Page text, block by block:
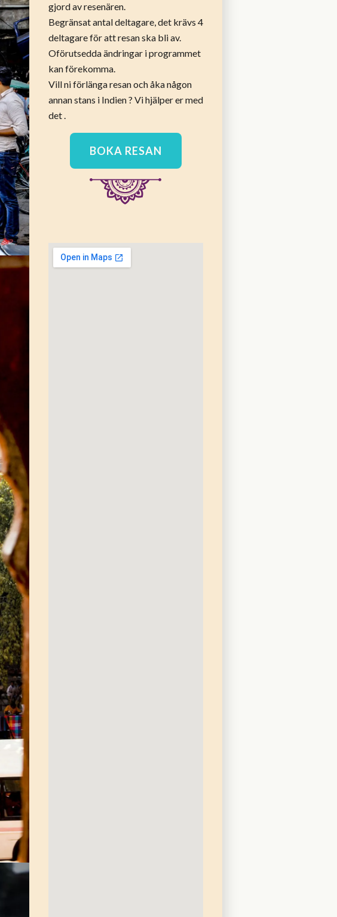
gjord av resenären.
Begränsat antal deltagare, det krävs 4
deltagare för att resan ska bli av.
Oförutsedda ändringar i programmet
kan förekomma.
Vill ni förlänga resan och åka någon
annan stans i Indien ? Vi hjälper er med
det .
BOKA RESAN